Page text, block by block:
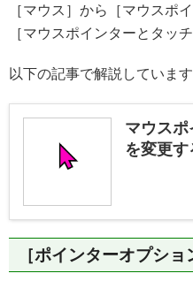
［マウス］から［マウスポ
［マウスポインターとタッ
以下の記事で解説しています
マウス
を変更
［ポインターオプシ